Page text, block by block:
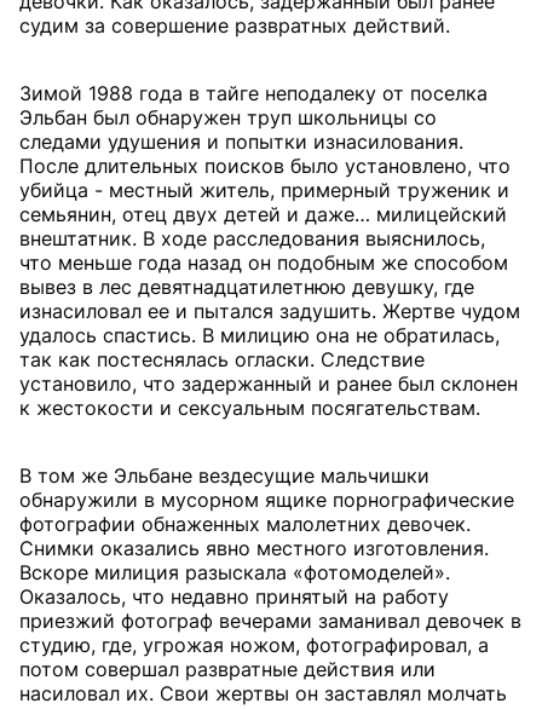
судим за совершение развратных действий.
Зимой 1988 года в тайге неподалеку от поселка
Эльбан был обнаружен труп школьницы со
следами удушения и попытки изнасилования.
После длительных поисков было установлено, что
убийца - местный житель, примерный труженик и
семьянин, отец двух детей и даже… милицейский
внештатник. В ходе расследования выяснилось,
что меньше года назад он подобным же способом
вывез в лес девятнадцатилетнюю девушку, где
изнасиловал ее и пытался задушить. Жертве чудом
удалось спастись. В милицию она не обратилась,
так как постеснялась огласки. Следствие
установило, что задержанный и ранее был склонен
к жестокости и сексуальным посягательствам.
В том же Эльбане вездесущие мальчишки
обнаружили в мусорном ящике порнографические
фотографии обнаженных малолетних девочек.
Снимки оказались явно местного изготовления.
Вскоре милиция разыскала «фотомоделей».
Оказалось, что недавно принятый на работу
приезжий фотограф вечерами заманивал девочек в
студию, где, угрожая ножом, фотографировал, а
потом совершал развратные действия или
насиловал их. Свои жертвы он заставлял молчать